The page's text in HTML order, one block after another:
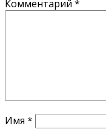
Комментарий *
Имя *